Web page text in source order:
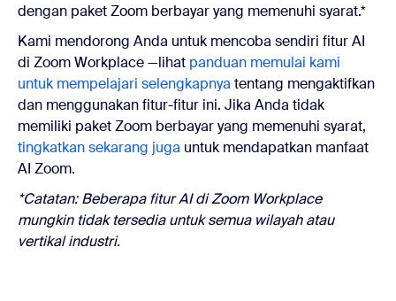
dengan paket Zoom berbayar yang memenuhi syarat.*
Kami mendorong Anda untuk mencoba sendiri fitur AI
di Zoom Workplace —lihat panduan memulai kami
untuk mempelajari selengkapnya tentang mengaktifkan
dan menggunakan fitur-fitur ini. Jika Anda tidak
memiliki paket Zoom berbayar yang memenuhi syarat,
tingkatkan sekarang juga untuk mendapatkan manfaat
AI Zoom.
*Catatan: Beberapa fitur AI di Zoom Workplace
mungkin tidak tersedia untuk semua wilayah atau
vertikal industri.